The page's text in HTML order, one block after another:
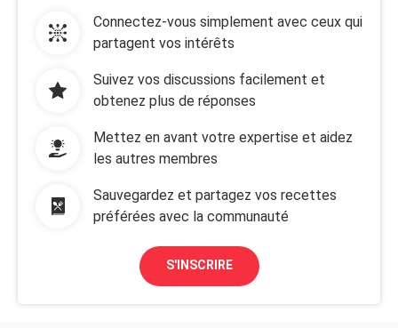
Connectez-vous simplement avec ceux qui
partagent vos intérêts
Suivez vos discussions facilement et
obtenez plus de réponses
Mettez en avant votre expertise et aidez
les autres membres
Sauvegardez et partagez vos recettes
préférées avec la communauté
S'INSCRIRE